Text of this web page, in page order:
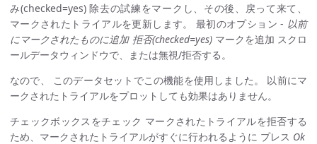
み(checked=yes) 除去の試練をマークし、その後、戻って来て、
マークされたトライアルを更新します。 最初のオプション - 以前
にマークされたものに追加 拒否(checked=yes)マークを追加 スクロ
ールデータウィンドウで、または無視/拒否する。
なので、 このデータセットでこの機能を使用しました。 以前にマ
ークされたトライアルをプロットしても効果はありません。
チェックボックスをチェック マークされたトライアルを拒否する
ため、マークされたトライアルがすぐに行われるように プレス Ok